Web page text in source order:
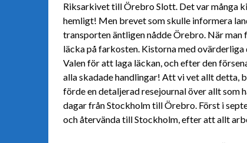
Riksarkivet till Örebro Slott. Det var många
hemligt! Men brevet som skulle informera
transporten äntligen nådde Örebro. När
läcka på farkosten. Kistorna med
Valen för att laga läckan, och efter den
alla skadade handlingar! Att vi vet allt detta,
förde en detaljerad resejournal över allt som
dagar från Stockholm till Örebro. Först i
och återvända till Stockholm, efter att allt